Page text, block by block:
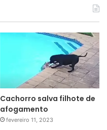
Cachorro salva filhote de
afogamento
fevereiro 11, 2023